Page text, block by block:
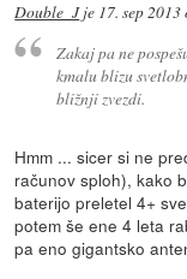
Double_Jje 17. sep
Zakaj pa ne
kmalu blizu
bližnji zvezdi.
Hmm ... sicer si ne
računov sploh), kako
baterijo preletel 4+
potem še ene 4 leta
pa eno gigantsko